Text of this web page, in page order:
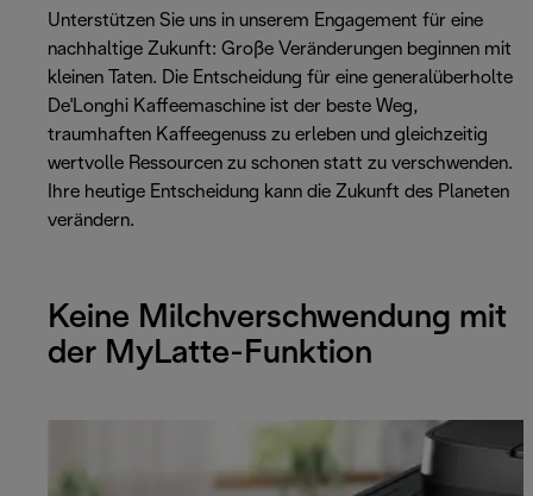
Unterstützen Sie uns in unserem Engagement für eine
nachhaltige Zukunft: Große Veränderungen beginnen mit
kleinen Taten. Die Entscheidung für eine generalüberholte
De'Longhi Kaffeemaschine ist der beste Weg,
traumhaften Kaffeegenuss zu erleben und gleichzeitig
wertvolle Ressourcen zu schonen statt zu verschwenden.
Ihre heutige Entscheidung kann die Zukunft des Planeten
verändern.
Keine Milchverschwendung mit
der MyLatte-Funktion